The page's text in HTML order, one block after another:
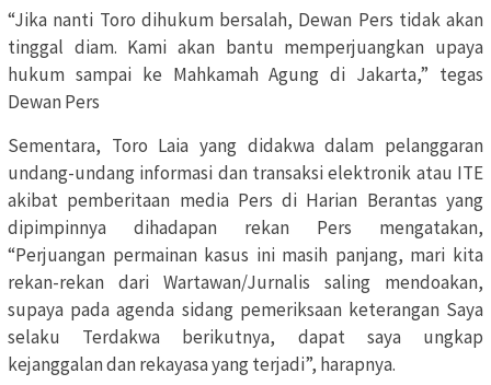
“Jika nanti Toro dihukum bersalah, Dewan Pers tidak akan
tinggal diam. Kami akan bantu memperjuangkan upaya
hukum sampai ke Mahkamah Agung di Jakarta,” tegas
Dewan Pers
Sementara, Toro Laia yang didakwa dalam pelanggaran
undang-undang informasi dan transaksi elektronik atau ITE
akibat pemberitaan media Pers di Harian Berantas yang
dipimpinnya dihadapan rekan Pers mengatakan,
“Perjuangan permainan kasus ini masih panjang, mari kita
rekan-rekan dari Wartawan/Jurnalis saling mendoakan,
supaya pada agenda sidang pemeriksaan keterangan Saya
selaku Terdakwa berikutnya, dapat saya ungkap
kejanggalan dan rekayasa yang terjadi”, harapnya.